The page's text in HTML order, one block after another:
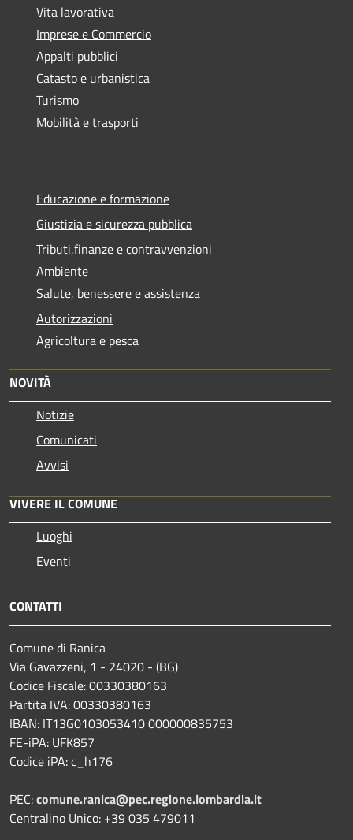
Vita lavorativa
Imprese e Commercio
Appalti pubblici
Catasto e urbanistica
Turismo
Mobilità e trasporti
Educazione e formazione
Giustizia e sicurezza pubblica
Tributi,finanze e contravvenzioni
Ambiente
Salute, benessere e assistenza
Autorizzazioni
Agricoltura e pesca
NOVITÀ
Notizie
Comunicati
Avvisi
VIVERE IL COMUNE
Luoghi
Eventi
CONTATTI
Comune di Ranica
Via Gavazzeni, 1 - 24020 - (BG)
Codice Fiscale: 00330380163
Partita IVA: 00330380163
IBAN: IT13G0103053410 000000835753
FE-iPA: UFK857
Codice iPA: c_h176
PEC:comune.ranica@pec.regione.lombardia.it
Centralino Unico: +39 035 479011